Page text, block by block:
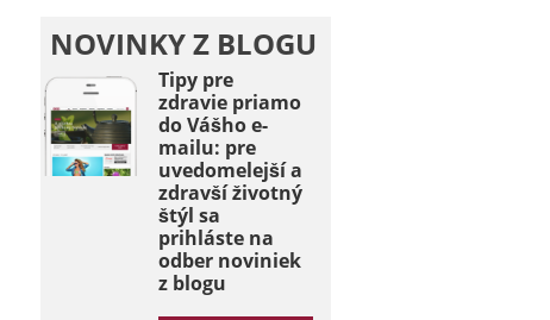
NOVINKY Z BLOGU
Tipy pre
zdravie priamo
do Vášho e-
mailu: pre
uvedomelejší a
zdravší životný
štýl sa
prihláste na
odber noviniek
z blogu